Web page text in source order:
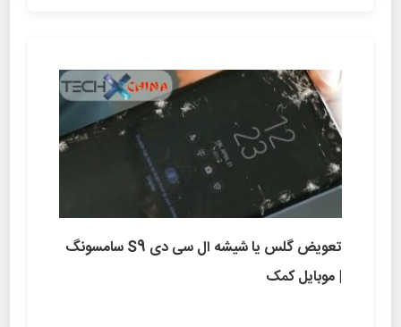
تعویض گلس یا شیشه ال سی دی S9 سامسونگ
| موبایل کمک